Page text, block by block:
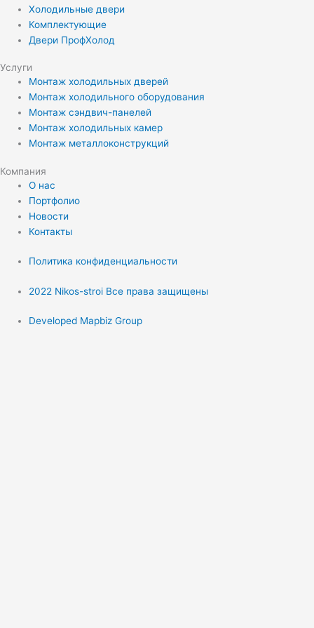
Холодильные двери
Комплектующие
Двери ПрофХолод
Услуги
Монтаж холодильных дверей
Монтаж холодильного оборудования
Монтаж сэндвич-панелей
Монтаж холодильных камер
Монтаж металлоконструкций
Компания
О нас
Портфолио
Новости
Контакты
Политика конфиденциальности
2022 Nikos-stroi Все права защищены
Developed Mapbiz Group